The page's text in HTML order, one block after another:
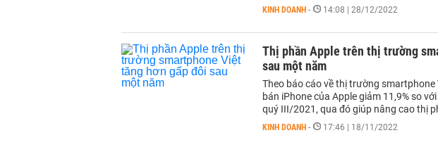
KINH DOANH - 14:08 | 28/12/2022
Thị phần Apple trên thị trường
sau một năm
Theo báo cáo về thị trường
bán iPhone của Apple giảm 11,9% so
quý III/2021, qua đó giúp nâng cao thị
KINH DOANH - 17:46 | 18/11/2022